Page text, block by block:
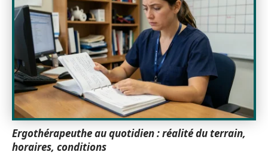
Ergothérapeuthe au quotidien : réalité du terrain,
horaires, conditions